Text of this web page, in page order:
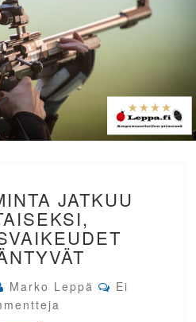
TOIMINTA
JATKUU
TOISTAISEKSI,
TOIMITUSVAIKEUDET
LISÄÄNTYVÄT
JATKUU
Marko Leppä Comments
Ei